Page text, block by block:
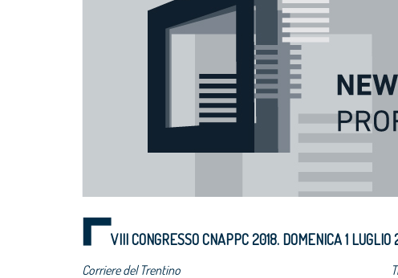
VIII CONGRESSO CNAPPC 2018. DOMENICA 1 LUGLIO
Corriere del Trentino